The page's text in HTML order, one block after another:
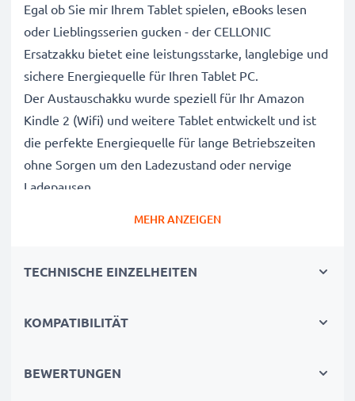
Egal ob Sie mir Ihrem Tablet spielen, eBooks lesen
oder Lieblingsserien gucken - der CELLONIC
Ersatzakku bietet eine leistungsstarke, langlebige und
sichere Energiequelle für Ihren Tablet PC.
Der Austauschakku wurde speziell für Ihr Amazon
Kindle 2 (Wifi) und weitere Tablet entwickelt und ist
die perfekte Energiequelle für lange Betriebszeiten
ohne Sorgen um den Ladezustand oder nervige
Ladepausen.
Marke: CELLONIC Tablet Replacement Battery
Spannung: 3.7V
Alternative für / Ersetzt : 170-1012-00 Originalakku
MEHR ANZEIGEN
TECHNISCHE EINZELHEITEN
KOMPATIBILITÄT
BEWERTUNGEN